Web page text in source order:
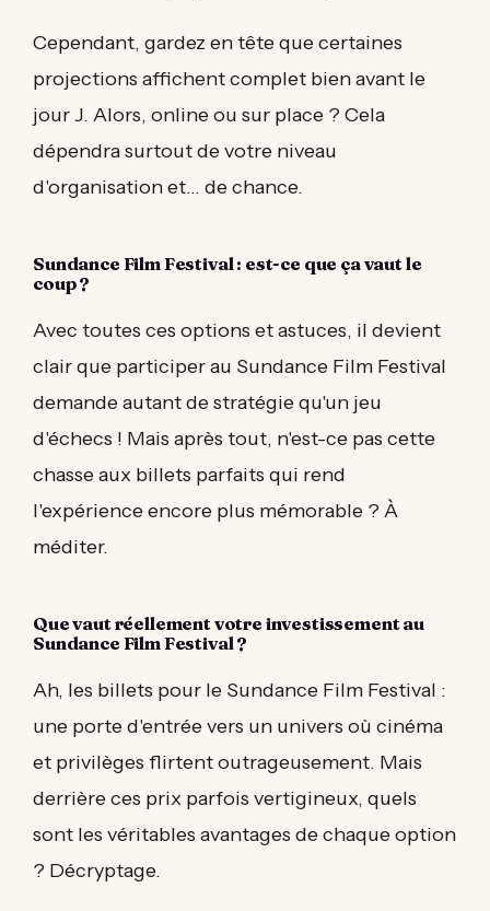
Cependant, gardez en tête que certaines
projections affichent complet bien avant le
jour J. Alors, online ou sur place ? Cela
dépendra surtout de votre niveau
d'organisation et... de chance.
Sundance Film Festival : est-ce que ça vaut le
coup ?
Avec toutes ces options et astuces, il devient
clair que participer au Sundance Film Festival
demande autant de stratégie qu'un jeu
d'échecs ! Mais après tout, n'est-ce pas cette
chasse aux billets parfaits qui rend
l'expérience encore plus mémorable ? À
méditer.
Que vaut réellement votre investissement au
Sundance Film Festival ?
Ah, les billets pour le Sundance Film Festival :
une porte d'entrée vers un univers où cinéma
et privilèges flirtent outrageusement. Mais
derrière ces prix parfois vertigineux, quels
sont les véritables avantages de chaque option
? Décryptage.